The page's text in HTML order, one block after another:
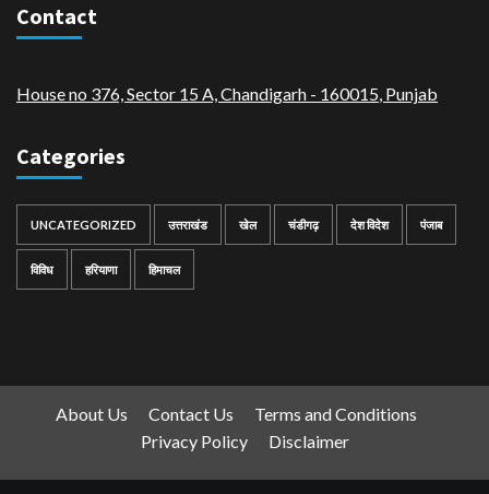
Contact
House no 376, Sector 15 A, Chandigarh - 160015, Punjab
Categories
UNCATEGORIZED उत्तराखंड खेल चंडीगढ़ देश विदेश पंजाब
विविध हरियाणा हिमाचल
About Us Contact Us
Terms and Conditions
Privacy Policy
Disclaimer